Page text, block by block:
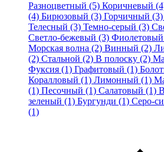
Разноцветный (5) Коричневый
(4) Бирюзовый (3) Горчичный (3)
Телесный (3) Темно-серый (3)
Светло-бежевый (3)
Морская волна (2) Винный (2)
(2) Стальной (2) В полоску (2)
Фуксия (1) Графитовый (1)
Коралловый (1) Лимонный (1)
(1) Песочный (1) Салатовый (1)
зеленый (1) Бургунди (1) Серо-
(1)